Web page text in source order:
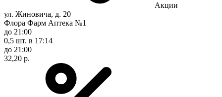
Акции
ул. Жиновича, д. 20
Флора Фарм Аптека №1
до 21:00
0,5 шт. в 17:14
до 21:00
32,20 р.